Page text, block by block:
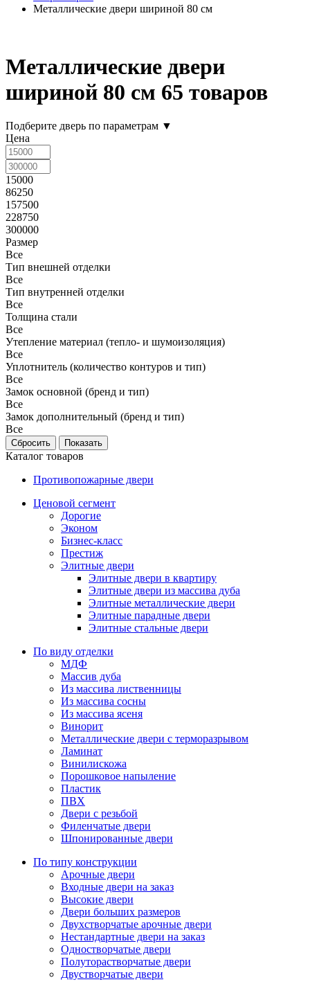
Металлические двери шириной 80 см
Металлические двери
шириной 80 см 65 товаров
Подберите дверь по параметрам ▼
Цена
15000
86250
157500
228750
300000
Размер
Все
Тип внешней отделки
Все
Тип внутренней отделки
Все
Толщина стали
Все
Утепление материал (тепло- и шумоизоляция)
Все
Уплотнитель (количество контуров и тип)
Все
Замок основной (бренд и тип)
Все
Замок дополнительный (бренд и тип)
Все
Каталог товаров
Противопожарные двери
Ценовой сегмент
Дорогие
Эконом
Бизнес-класс
Престиж
Элитные двери
Элитные двери в квартиру
Элитные двери из массива дуба
Элитные металлические двери
Элитные парадные двери
Элитные стальные двери
По виду отделки
МДФ
Массив дуба
Из массива лиственницы
Из массива сосны
Из массива ясеня
Винорит
Металлические двери с терморазрывом
Ламинат
Винилискожа
Порошковое напыление
Пластик
ПВХ
Двери с резьбой
Филенчатые двери
Шпонированные двери
По типу конструкции
Арочные двери
Входные двери на заказ
Высокие двери
Двери больших размеров
Двухстворчатые арочные двери
Нестандартные двери на заказ
Одностворчатые двери
Полуторастворчатые двери
Двустворчатые двери